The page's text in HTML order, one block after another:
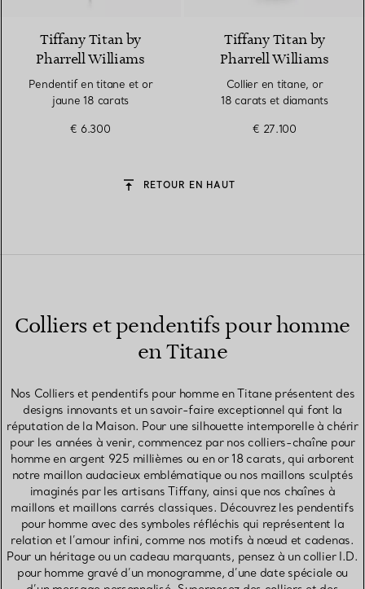
Tiffany Titan by
Pharrell Williams
Pendentif en titane et or
jaune 18 carats
€ 6.300
Tiffany Titan by
Pharrell Williams
Collier en titane, or
18 carats et diamants
€ 27.100
RETOUR EN HAUT
Colliers et pendentifs pour homme
en Titane
Nos Colliers et pendentifs pour homme en Titane présentent des
designs innovants et un savoir-faire exceptionnel qui font la
réputation de la Maison. Pour une silhouette intemporelle à chérir
pour les années à venir, commencez par nos colliers-chaîne pour
homme en argent 925 millièmes ou en or 18 carats, qui arborent
notre maillon audacieux emblématique ou nos maillons sculptés
imaginés par les artisans Tiffany, ainsi que nos chaînes à
maillons et maillons carrés classiques. Découvrez les pendentifs
pour homme avec des symboles réfléchis qui représentent la
relation et l’amour infini, comme nos motifs à nœud et cadenas.
Pour un héritage ou un cadeau marquants, pensez à un collier I.D.
pour homme gravé d’un monogramme, d’une date spéciale ou